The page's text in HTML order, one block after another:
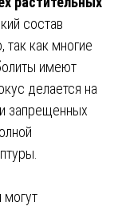
состав
так как многие
имеют
делается на
запрещенных
могут